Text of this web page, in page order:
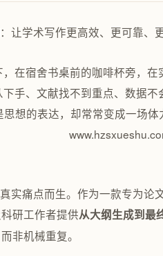
，在宿舍书桌前的咖啡杯旁，
手、文献找不到重点、数据
想的表达，却常常变成一场体
实痛点而生。作为一款专为论
研工作者提供从大纲生成到最
非机械重复。